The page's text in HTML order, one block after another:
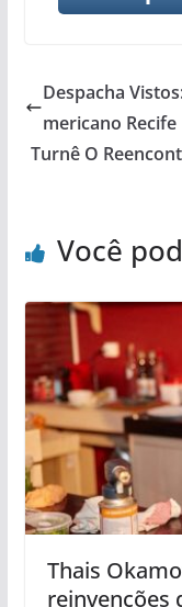
Despacha
mericano Recife
Turnê O
Você
Thais
reinvenções